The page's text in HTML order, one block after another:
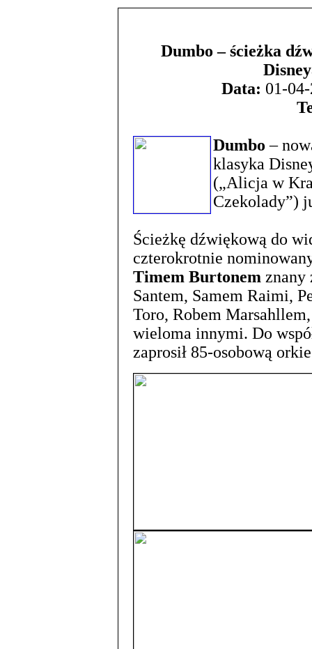
Dumbo – ścieżka
Data: 01-
Dumbo –
klasyka
(„Alicja w
Czekolady”)
Ścieżkę dźwiękową do
czterokrotnie
Timem Burtonem znany
Santem, Samem Raimi,
Toro, Robem
wieloma innymi. Do
zaprosił 85-osobową